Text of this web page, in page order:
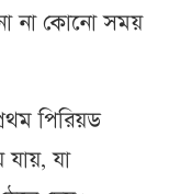
না কোনো সময়
পিরিয়ড
যায়, যা